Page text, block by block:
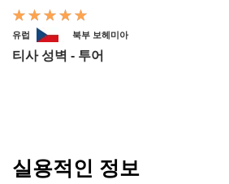
유럽 북부 보헤미아
티사 성벽 - 투어
실용적인 정보